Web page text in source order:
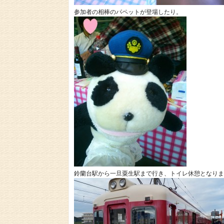
参加者の相棒のパペットが登場したり。
鈴蘭台駅から一旦粟生駅まで行き、トイレ休憩となり